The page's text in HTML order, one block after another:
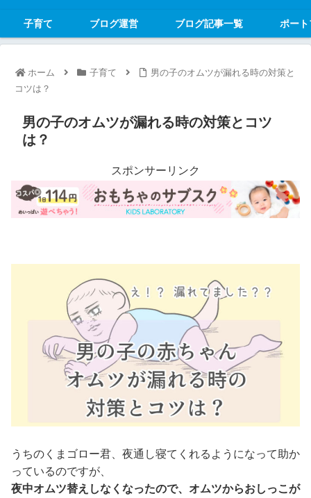
子育て ブログ運営 ブログ記事一覧 ポー
ホーム 子育て
男の子のオムツが漏れる時の対策と
コツは？
男の子のオムツが漏れる時の対策とコツ
は？
スポンサーリンク
うちのくまゴロー君、夜通し寝てくれるようになって助か
っているのですが、
夜中オムツ替えしなくなったので、オムツからおしっこが